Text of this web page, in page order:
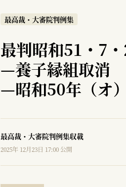
最高裁・大審院判例集
最判昭和51・7
—養子縁組取消
—昭和50年（オ
最高裁・大審院判例集収載
2025年 12月23日 17:00 公開